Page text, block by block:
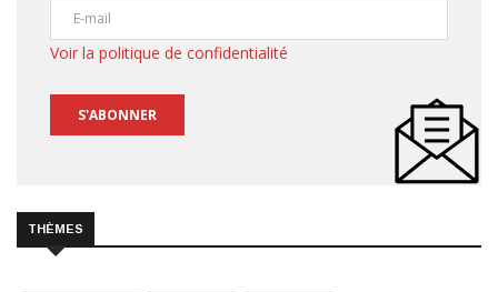
Voir la politique de confidentialité
S'ABONNER
THÈMES